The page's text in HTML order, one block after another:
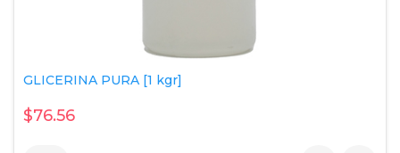
GLICERINA PURA [1 kgr]
$76.56